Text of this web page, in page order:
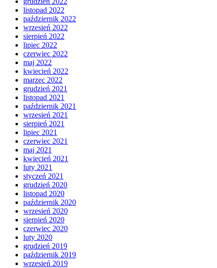
listopad 2022
październik 2022
wrzesień 2022
sierpień 2022
lipiec 2022
czerwiec 2022
maj 2022
kwiecień 2022
marzec 2022
grudzień 2021
listopad 2021
październik 2021
wrzesień 2021
sierpień 2021
lipiec 2021
czerwiec 2021
maj 2021
kwiecień 2021
luty 2021
styczeń 2021
grudzień 2020
listopad 2020
październik 2020
wrzesień 2020
sierpień 2020
czerwiec 2020
luty 2020
grudzień 2019
październik 2019
wrzesień 2019